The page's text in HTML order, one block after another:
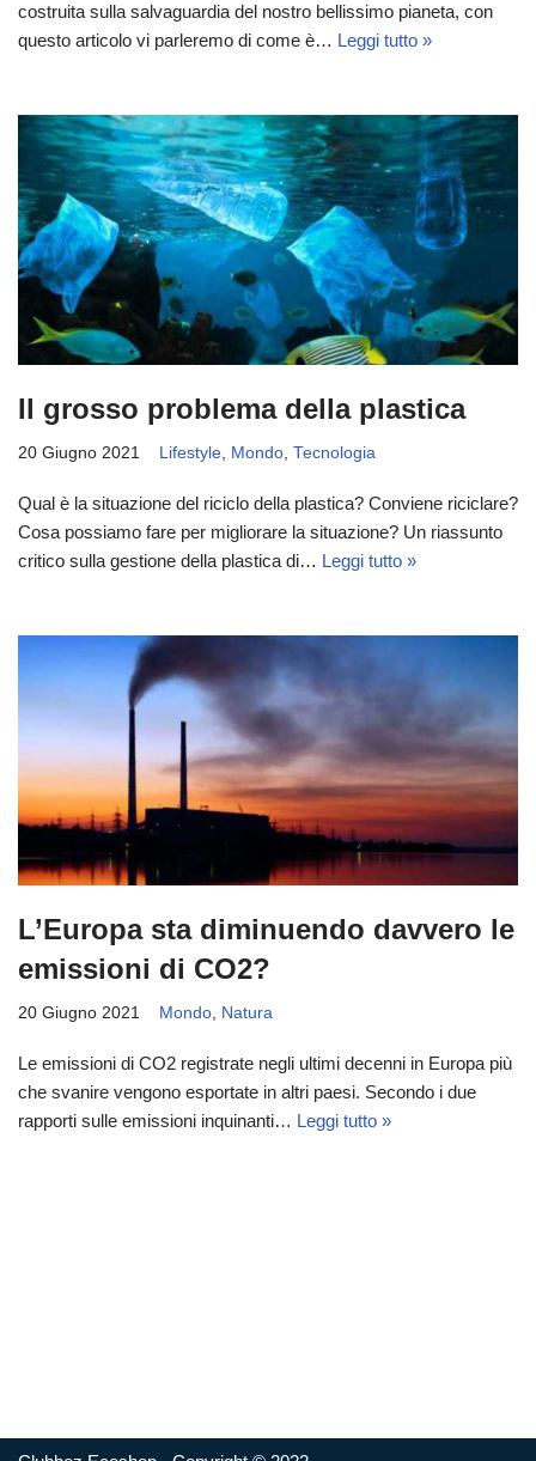
costruita sulla salvaguardia del nostro bellissimo pianeta, con
questo articolo vi parleremo di come è… Leggi tutto »
Il grosso problema della plastica
20 Giugno 2021 Lifestyle, Mondo, Tecnologia
Qual è la situazione del riciclo della plastica? Conviene riciclare?
Cosa possiamo fare per migliorare la situazione? Un riassunto
critico sulla gestione della plastica di… Leggi tutto »
L’Europa sta diminuendo davvero le
emissioni di CO2?
20 Giugno 2021 Mondo, Natura
Le emissioni di CO2 registrate negli ultimi decenni in Europa più
che svanire vengono esportate in altri paesi. Secondo i due
rapporti sulle emissioni inquinanti… Leggi tutto »